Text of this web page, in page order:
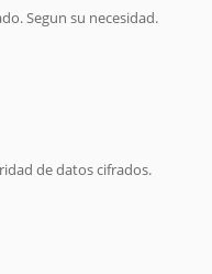
Segun su necesidad.
de datos cifrados.